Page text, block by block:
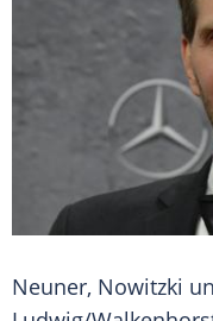
Neuner, Nowitzki